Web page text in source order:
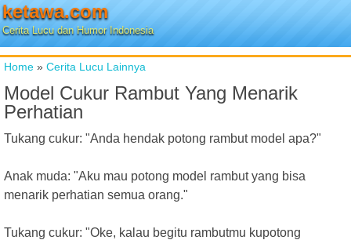
ketawa.com
Cerita Lucu dan Humor Indonesia
Home » Cerita Lucu Lainnya
Model Cukur Rambut Yang Menarik
Perhatian
Tukang cukur: "Anda hendak potong rambut model apa?"
Anak muda: "Aku mau potong model rambut yang bisa
menarik perhatian semua orang."
Tukang cukur: "Oke, kalau begitu rambutmu kupotong